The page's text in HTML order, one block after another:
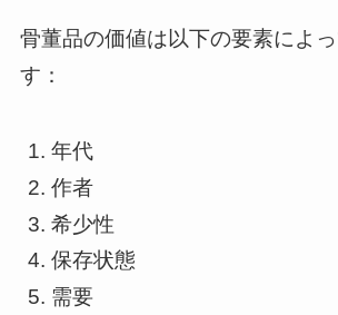
骨董品の価値は以下の要素によ
す：
年代
作者
希少性
保存状態
需要